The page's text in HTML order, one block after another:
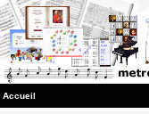
Accueil